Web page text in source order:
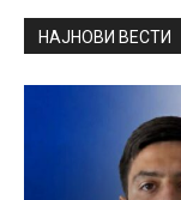
НAЈНОВИ ВЕСТИ